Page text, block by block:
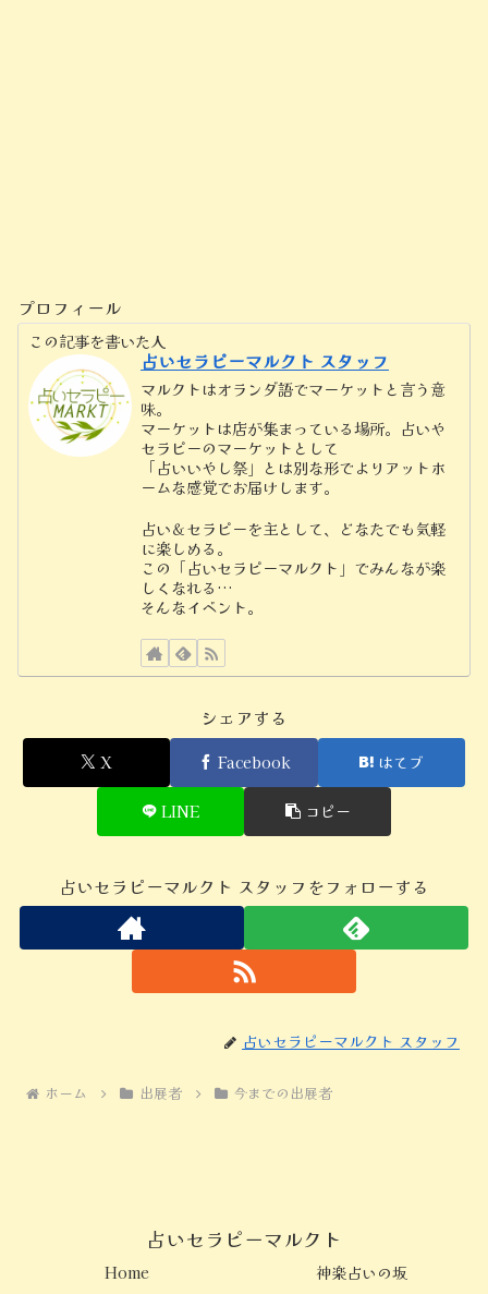
プロフィール
この記事を書いた人
占いセラピーマルクト スタッフ
マルクトはオランダ語でマーケットと言う意
味。
マーケットは店が集まっている場所。占いや
セラピーのマーケットとして
「占いいやし祭」とは別な形でよりアットホ
ームな感覚でお届けします。
占い＆セラピーを主として、どなたでも気軽
に楽しめる。
この「占いセラピーマルクト」でみんなが楽
しくなれる…
そんなイベント。
シェアする
X Facebook はてブ
LINE コピー
占いセラピーマルクト スタッフをフォローする
占いセラピーマルクト スタッフ
ホーム 出展者 今までの出展者
占いセラピーマルクト
Home
神楽占いの坂